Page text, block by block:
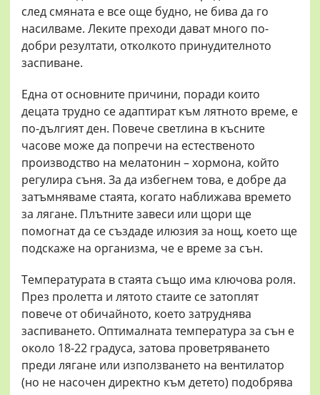
след смяната е все още будно, не бива да го
насилваме. Леките преходи дават много по-
добри резултати, отколкото принудителното
заспиване.
Една от основните причини, поради които
децата трудно се адаптират към лятното време, е
по-дългият ден. Повече светлина в късните
часове може да попречи на естественото
производство на мелатонин – хормона, който
регулира съня. За да избегнем това, е добре да
затъмняваме стаята, когато наближава времето
за лягане. Плътните завеси или щори ще
помогнат да се създаде илюзия за нощ, което ще
подскаже на организма, че е време за сън.
Температурата в стаята също има ключова роля.
През пролетта и лятото стаите се затоплят
повече от обичайното, което затруднява
заспиването. Оптималната температура за сън е
около 18-22 градуса, затова проветряването
преди лягане или използването на вентилатор
(но не насочен директно към детето) подобрява